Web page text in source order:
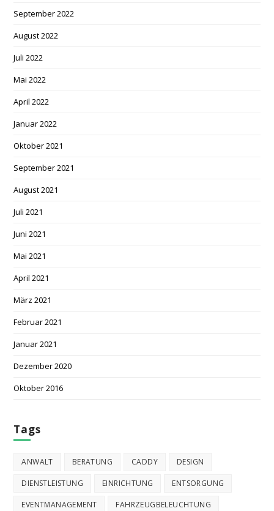
September 2022
August 2022
Juli 2022
Mai 2022
April 2022
Januar 2022
Oktober 2021
September 2021
August 2021
Juli 2021
Juni 2021
Mai 2021
April 2021
März 2021
Februar 2021
Januar 2021
Dezember 2020
Oktober 2016
Tags
ANWALT BERATUNG CADDY DESIGN
DIENSTLEISTUNG EINRICHTUNG ENTSORGUNG
EVENTMANAGEMENT FAHRZEUGBELEUCHTUNG